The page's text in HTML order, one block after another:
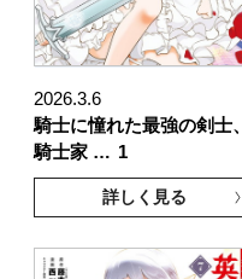
2026.3.6
騎士に憧れた最強の剣士、
騎士家 … 1
詳しく見る